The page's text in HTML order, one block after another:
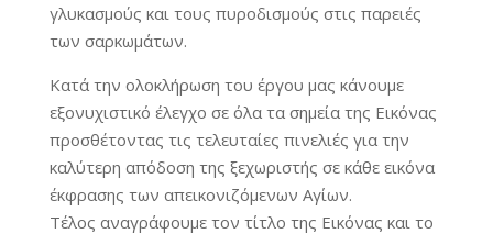
γλυκασμούς και τους πυροδισμούς στις παρειές
των σαρκωμάτων.
Κατά την ολοκλήρωση του έργου μας κάνουμε
εξονυχιστικό έλεγχο σε όλα τα σημεία της Εικόνας
προσθέτοντας τις τελευταίες πινελιές για την
καλύτερη απόδοση της ξεχωριστής σε κάθε εικόνα
έκφρασης των απεικονιζόμενων Αγίων.
Τέλος αναγράφουμε τον τίτλο της Εικόνας και το